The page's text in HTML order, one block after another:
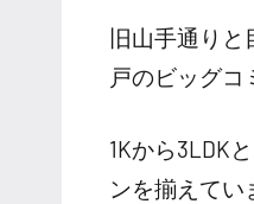
旧山手通りと
戸のビッグ
1Kから3LDK
ンを揃えてい